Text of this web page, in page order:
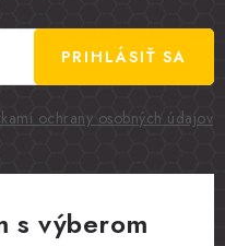
ochrany osobných údajov
PRIHLÁSIŤ SA
s výberom